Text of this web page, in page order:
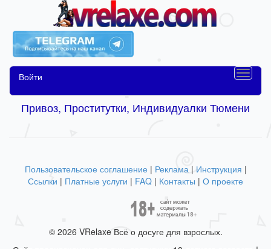
Войти
Привоз, Проститутки, Индивидуалки Тюмени
Пользовательское соглашение | Реклама| Инструкция |
Ссылки | Платные услуги | FAQ | Контакты | О проекте
© 2026 VRelaxe Всё о досуге для взрослых.